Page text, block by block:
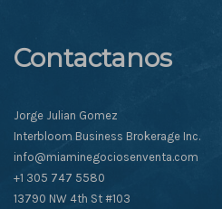
Contactanos
Jorge Julian Gomez
Interbloom Business Brokerage Inc.
info@miaminegociosenventa.com
+1 305 747 5580
13790 NW 4th St #103